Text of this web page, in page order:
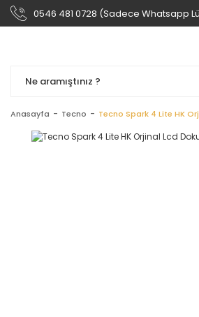
0546 481 0728 (Sadece Whatsapp
Anasayfa Tecno Tecno Spark 4 Lite HK